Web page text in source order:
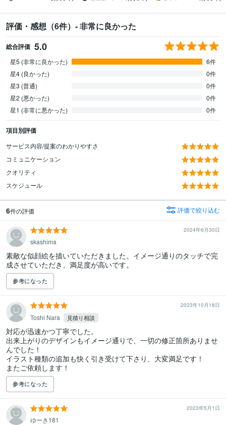
評価・感想（6件）- 非常に良かった
総合評価 5.0
星5 (非常に良かった)
6件
星4 (良かった)
0件
星3 (普通)
0件
星2 (悪かった)
0件
星1 (非常に悪かった)
0件
項目別評価
サービス内容/提案のわかりやすさ
コミュニケーション
クオリティ
スケジュール
6件の評価 評価で絞り込む
2024年6月30日
skashima
素敵な似顔絵を描いていただきました。イメージ通りのタッチで完
成させていただき、満足度が高いです。
参考になった
2023年10月18日
Toshi Nara 見積り相談
対応が迅速かつ丁寧でした。
出来上がりのデザインもイメージ通りで、一切の修正箇所ありませ
んでした！
イラスト種類の追加も快く引き受けて下さり、大変満足です！
またご依頼します！
参考になった
2023年5月1日
ゆーき181